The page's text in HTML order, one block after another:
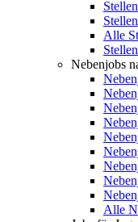
Alle
Nebenjobs
Alle